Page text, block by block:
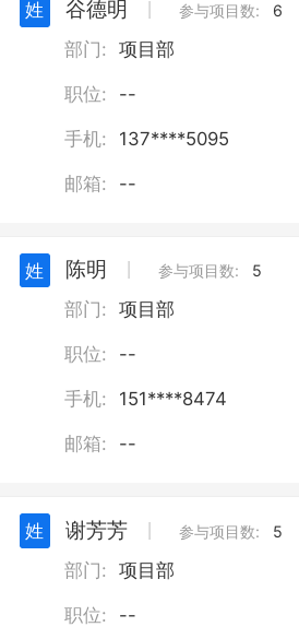
置服务）；建筑物清洁
洁、清洗、消毒服务
发布；通用设备修理
产性废旧金属回收；
姓 谷德明 参与项目数: 6
部门: 项目部
职位: --
手机: 137****5095
邮箱: --
姓 陈明 参与项目数: 5
部门: 项目部
职位: --
手机: 151****8474
邮箱: --
姓 谢芳芳 参与项目数: 5
部门: 项目部
职位: --